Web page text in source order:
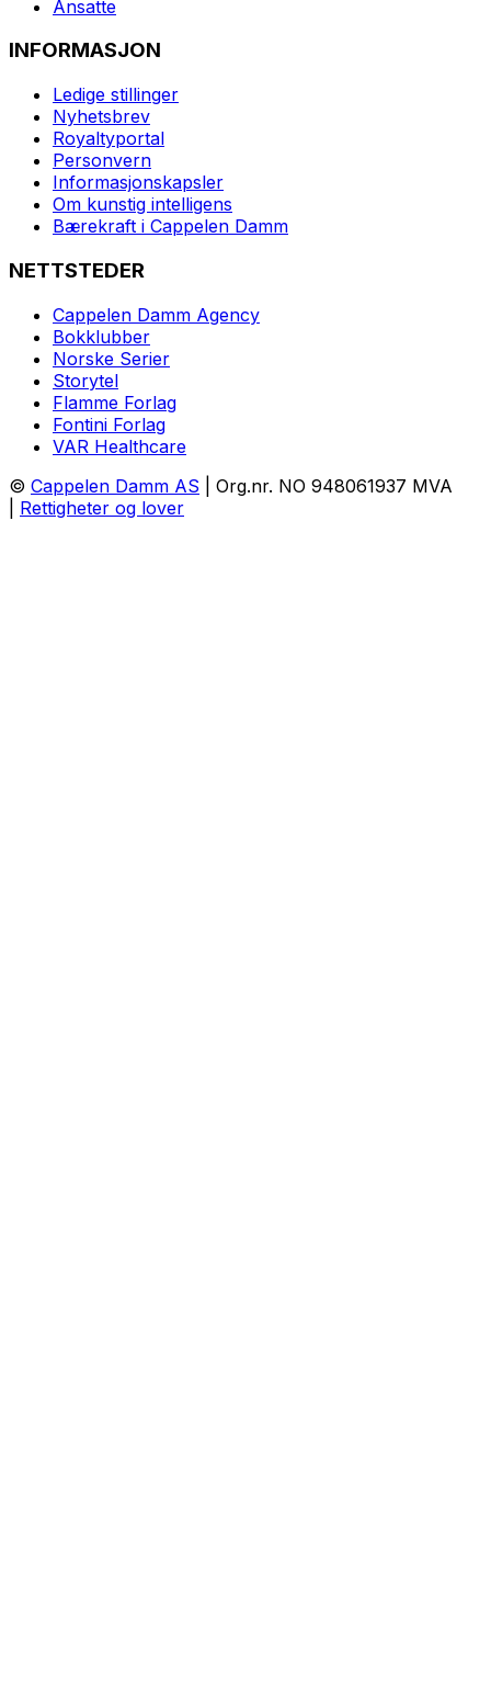
Ansatte
INFORMASJON
Ledige stillinger
Nyhetsbrev
Royaltyportal
Personvern
Informasjonskapsler
Om kunstig intelligens
Bærekraft i Cappelen Damm
NETTSTEDER
Cappelen Damm Agency
Bokklubber
Norske Serier
Storytel
Flamme Forlag
Fontini Forlag
VAR Healthcare
© Cappelen Damm AS | Org.nr. NO 948061937 MVA
Rettigheter og lover